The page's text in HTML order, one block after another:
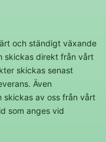
och ständigt växande
skickas direkt från vårt
skickas senast
Även
skickas av oss från vårt
som anges vid